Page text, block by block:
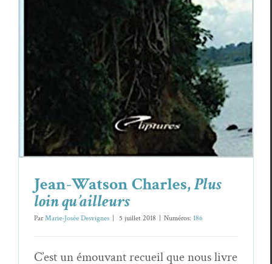
Jean-Watson Charles,Plus
loin qu’ailleurs
ParMarie-Josée Desvignes | 5 juil­let 2018 | Numéros: 186
C’est un émou­vant recueil que nous livre